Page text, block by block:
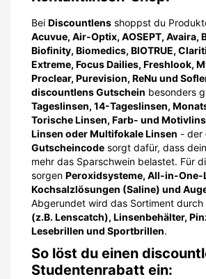
Bei Discountlens shoppst du
Acuvue, Air-Optix, AOSEPT, Avaira,
Biofinity, Biomedics, BIOTRUE,
Extreme, Focus Dailies, Freshlook,
Proclear, Purevision, ReNu und
discountlens Gutschein besonders
Tageslinsen, 14-Tageslinsen,
Torische Linsen, Farb- und
Linsen oder Multifokale Linsen - der
Gutscheincode sorgt dafür, dass
mehr das Sparschwein belastet. Für
sorgen Peroxidsysteme, All-in-One-
Kochsalzlösungen (Saline) und
Abgerundet wird das Sortiment durch
(z.B. Lenscatch), Linsenbehälter,
Lesebrillen und Sportbrillen.
So löst du einen
Studentenrabatt ein: